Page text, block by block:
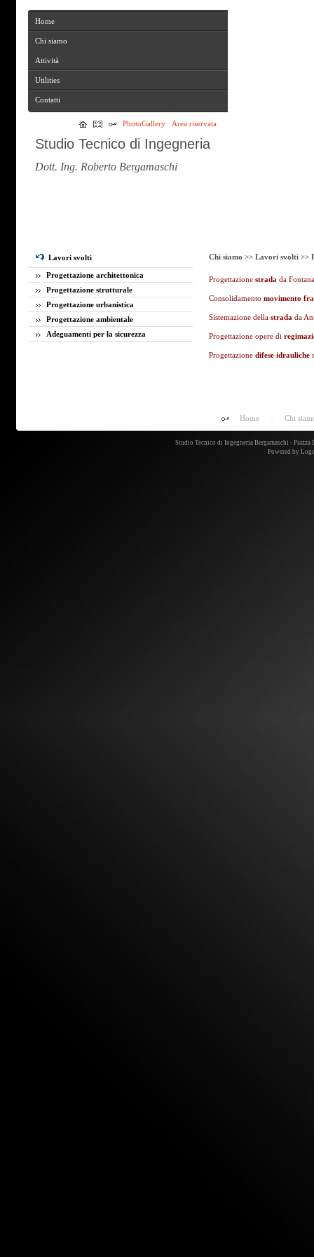
PhotoGallery Area riservata
Studio Tecnico di Ingegneria
Dott. Ing. Roberto Bergamaschi
Lavori svolti
Progettazione architettonica
Progettazione strutturale
Progettazione urbanistica
Progettazione ambientale
Adeguamenti per la sicurezza
Chi siamo >> Lavori svolti >>
Progettazione strada da
Consolidamento movimento
Sistemazione della strada da
Progettazione opere di
Progettazione difese idrauliche
Home Chi
Studio Tecnico di Ingegneria Bergamaschi -
Powered by
Home
Chi siamo
Attività
Utilities
Contatti